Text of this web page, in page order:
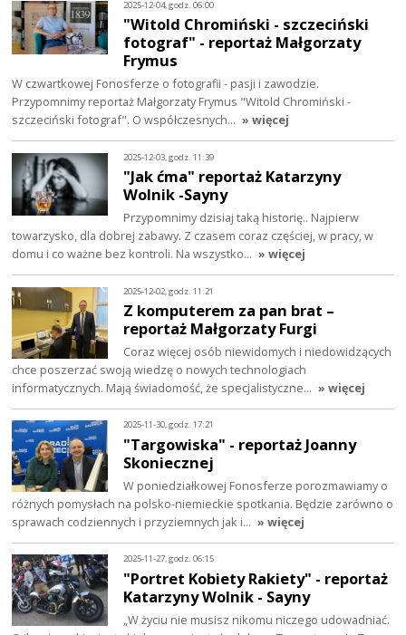
2025-12-04, godz. 06:00
"Witold Chromiński - szczeciński
fotograf" - reportaż Małgorzaty
Frymus
W czwartkowej Fonosferze o fotografii - pasji i zawodzie.
Przypomnimy reportaż Małgorzaty Frymus "Witold Chromiński -
szczeciński fotograf". O współczesnych… » więcej
2025-12-03, godz. 11:39
"Jak ćma" reportaż Katarzyny
Wolnik -Sayny
Przypomnimy dzisiaj taką historię.. Najpierw
towarzysko, dla dobrej zabawy. Z czasem coraz częściej, w pracy, w
domu i co ważne bez kontroli. Na wszystko… » więcej
2025-12-02, godz. 11:21
Z komputerem za pan brat –
reportaż Małgorzaty Furgi
Coraz więcej osób niewidomych i niedowidzących
chce poszerzać swoją wiedzę o nowych technologiach
informatycznych. Mają świadomość, że specjalistyczne… » więcej
2025-11-30, godz. 17:21
"Targowiska" - reportaż Joanny
Skoniecznej
W poniedziałkowej Fonosferze porozmawiamy o
różnych pomysłach na polsko-niemieckie spotkania. Będzie zarówno o
sprawach codziennych i przyziemnych jak i… » więcej
2025-11-27, godz. 06:15
"Portret Kobiety Rakiety" - reportaż
Katarzyny Wolnik - Sayny
„W życiu nie musisz nikomu niczego udowadniać.